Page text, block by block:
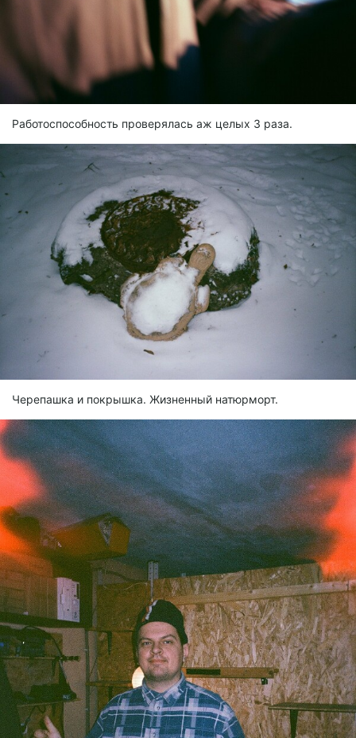
Работоспособность проверялась аж целых 3 раза.
Черепашка и покрышка. Жизненный натюрморт.